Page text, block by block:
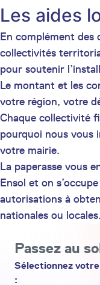
Les aides
En complément des
collectivités
pour soutenir
Le montant et les
votre région, votre
Chaque collectivité
pourquoi nous vous
votre mairie.
La paperasse vous
Ensol et on
autorisations à
nationales ou locales.
Passez au
Sélectionnez
: